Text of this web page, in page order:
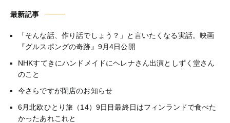
最新記事
「そんな話、作り話でしょう？」と言いたくなる実話。映画
『グルスポングの奇跡』9月4日公開
NHKすてきにハンドメイドにヘレナさん出演としずく堂さん
のこと
今さらですが閉店のお知らせ
6月北欧ひとり旅（14）9日目最終日はフィンランドで食べた
かったあれこれと